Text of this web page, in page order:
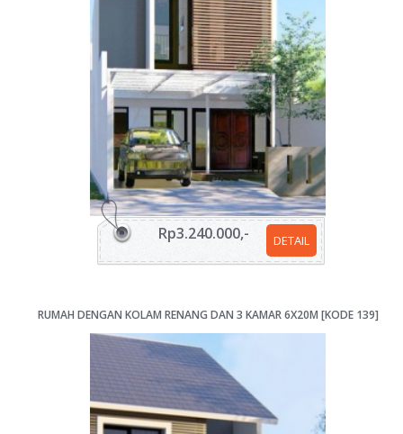
DETAIL
Rp3.240.000,-
RUMAH DENGAN KOLAM RENANG DAN 3 KAMAR 6X20M [KODE 139]